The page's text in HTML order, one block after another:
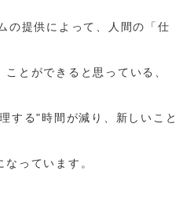
の提供によって、人間の「仕
ことができると思っている、
する"時間が減り、新しいこと
っています。